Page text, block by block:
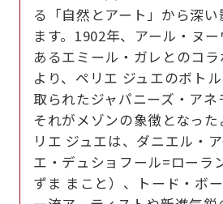
る「自然とアート」から深
ます。1902年、アール・ヌ
あるエミール・ガレとのコ
より、ペリエ ジュエのボト
取られたジャパニーズ・アネ
それがメゾンの象徴となっ
リエ ジュエは、ダニエル・
エ・デュショフール=ローラ
ずま まこと）、トード・ボ